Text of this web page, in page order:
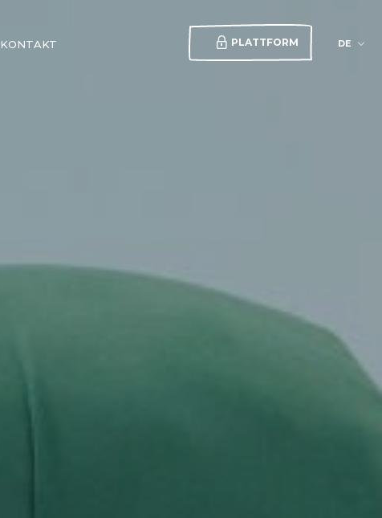
KONTAKT PLATTFORM DE